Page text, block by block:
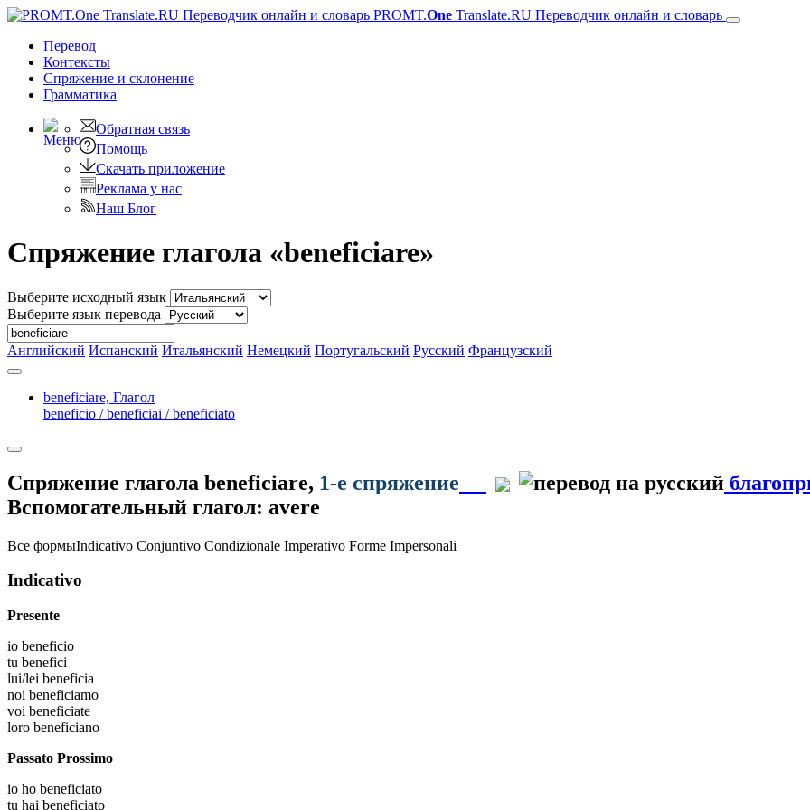
PROMT.One Translate.RU Переводчик онлайн и словарь
Перевод
Контексты
Спряжение и склонение
Грамматика
Обратная связь
Помощь
Скачать приложение
Реклама у нас
Наш Блог
Спряжение глагола «beneficiare»
Выберите исходный язык
Выберите язык перевода
Английский Испанский Итальянский Немецкий Португальский Русский Французский
beneficiare, Глагол
beneficio / beneficiai / beneficiato
Спряжение глагола beneficiare, 1-е спряжение
Вспомогательный глагол: avere
Все формыIndicativo Conjuntivo Condizionale Imperativo Forme Impersonali
Indicativo
Presente
io beneficio
tu benefici
lui/lei beneficia
noi beneficiamo
voi beneficiate
loro beneficiano
Passato Prossimo
io ho beneficiato
tu hai beneficiato